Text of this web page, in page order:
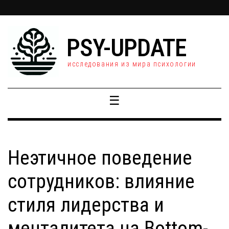
PSY-UPDATE
исследования из мира психологии
☰
Неэтичное поведение
сотрудников: влияние
стиля лидерства и